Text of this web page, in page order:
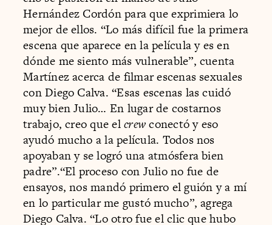
Hernández Cordón para que exprimiera lo
mejor de ellos. “Lo más difícil fue la primera
escena que aparece en la película y es en
dónde me siento más vulnerable”, cuenta
Martínez acerca de filmar escenas sexuales
con Diego Calva. “Esas escenas las cuidó
muy bien Julio… En lugar de costarnos
trabajo, creo que elcrewconectó y eso
ayudó mucho a la película. Todos nos
apoyaban y se logró una atmósfera bien
padre”.“El proceso con Julio no fue de
ensayos, nos mandó primero el guión y a mí
en lo particular me gustó mucho”, agrega
Diego Calva. “Lo otro fue el clic que hubo